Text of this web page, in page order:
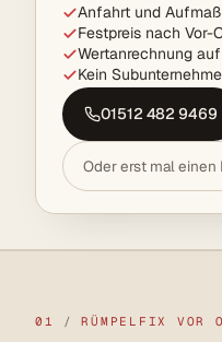
Anfahrt und
Festpreis nach Vor-
Wertanrechnung
Kein
01512 482 9469
Oder erst mal einen
01 / RÜMPELFIX VOR